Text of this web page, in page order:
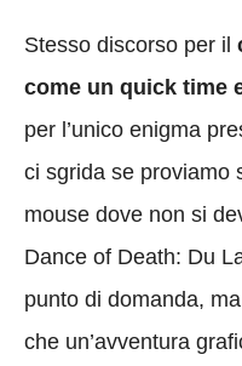
Stesso discorso per il
come un quick time
per l’unico enigma
ci sgrida se proviamo
mouse dove non si
Dance of Death: Du
punto di domanda,
che un’avventura